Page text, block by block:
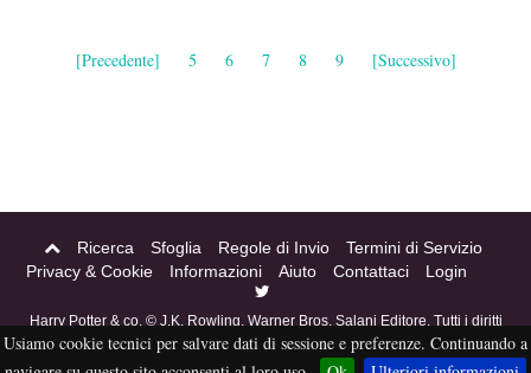
[Precedente] 5 6 7 8 9 [Successivo]
Ricerca Sfoglia Regole di Invio
Termini di Servizio
Privacy & Cookie
Informazioni Aiuto Contattaci Login
Harry Potter & co. © J.K. Rowling, Warner Bros, Salani Editore. Tutti i diritti
riservati. Acciofanfiction © 2004-2016. Questo sito non è a scopo di lucro,
tutti i materiali in esso contenuti sono stati creati per puro divertimento, e
Usiamo cookie tecnici per salvare dati di sessione e preferenze. Continuando a